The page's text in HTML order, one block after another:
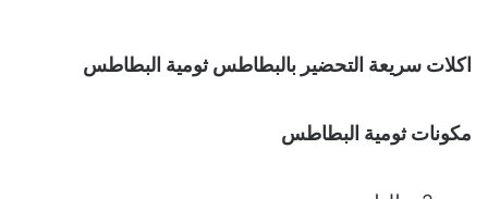
اكلات سريعة التحضير بالبطاطس ثومية البطاطس
مكونات ثومية البطاطس